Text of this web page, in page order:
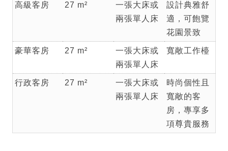
高級客房 27 m²
一張大床或
兩張單人床
設計典雅舒
適，可飽覽
花園景致
豪華客房 27 m²
一張大床或
兩張單人床
寬敞工作檯
行政客房 27 m²
一張大床或
兩張單人床
時尚個性且
寬敞的客
房，專享多
項尊貴服務